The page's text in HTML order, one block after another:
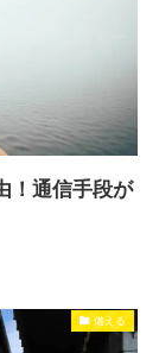
！通信手段が
備える